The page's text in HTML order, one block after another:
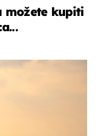
možete kupiti